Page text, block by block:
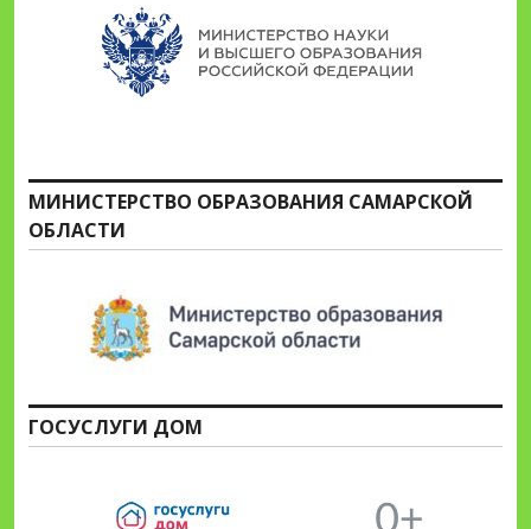
МИНИСТЕРСТВО ОБРАЗОВАНИЯ САМАРСКОЙ
ОБЛАСТИ
ГОСУСЛУГИ ДОМ